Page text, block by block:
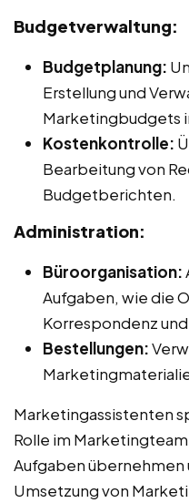
Budgetverwaltung:
Budgetplanung:
Erstellung und
Marketingbudgets
Kostenkontrolle:
Bearbeitung von
Budgetberichten.
Administration:
Büroorganisation:
Aufgaben, wie die
Korrespondenz
Bestellungen:
Marketingassistenten
Rolle im
Aufgaben übernehmen
Umsetzung von